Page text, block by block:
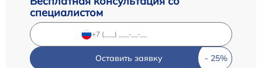
специалистом
Оставить заявку